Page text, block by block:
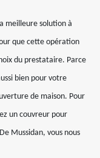
meilleure solution à
que cette opération
du prestataire. Parce
bien pour votre
de maison. Pour
un couvreur pour
Mussidan, vous nous